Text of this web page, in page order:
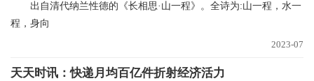
出自清代纳兰性德的《长相思·山一程》。全诗为:山一程，水一
程，身向
2023-07
天天时讯：快递月均百亿件折射经济活力